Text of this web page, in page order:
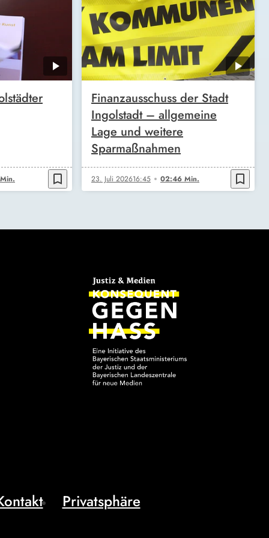
bookmark_border
Finanzausschuss der Stadt
Ingolstadt – allgemeine
Lage und weitere
Sparmaßnahmen
23. Juli 202616:45 02:46 Min. bookmark_border
Privatsphäre